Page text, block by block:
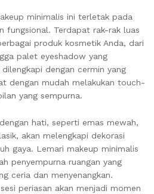
minimalis ini terletak pada
fungsional. Terdapat rak-rak luas
produk kosmetik Anda, dari
palet eyeshadow yang
dengan cermin yang
dengan mudah melakukan touch-
yang sempurna.
hati, seperti emas mewah,
akan melengkapi dekorasi
gaya. Lemari makeup minimalis
penyempurna ruangan yang
ceria dan menyenangkan.
periasan akan menjadi momen